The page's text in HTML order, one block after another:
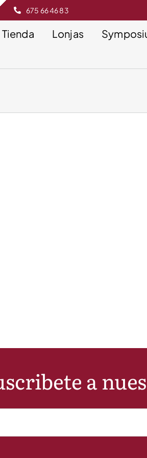
675 66 46 83
Tienda Lonjas
a